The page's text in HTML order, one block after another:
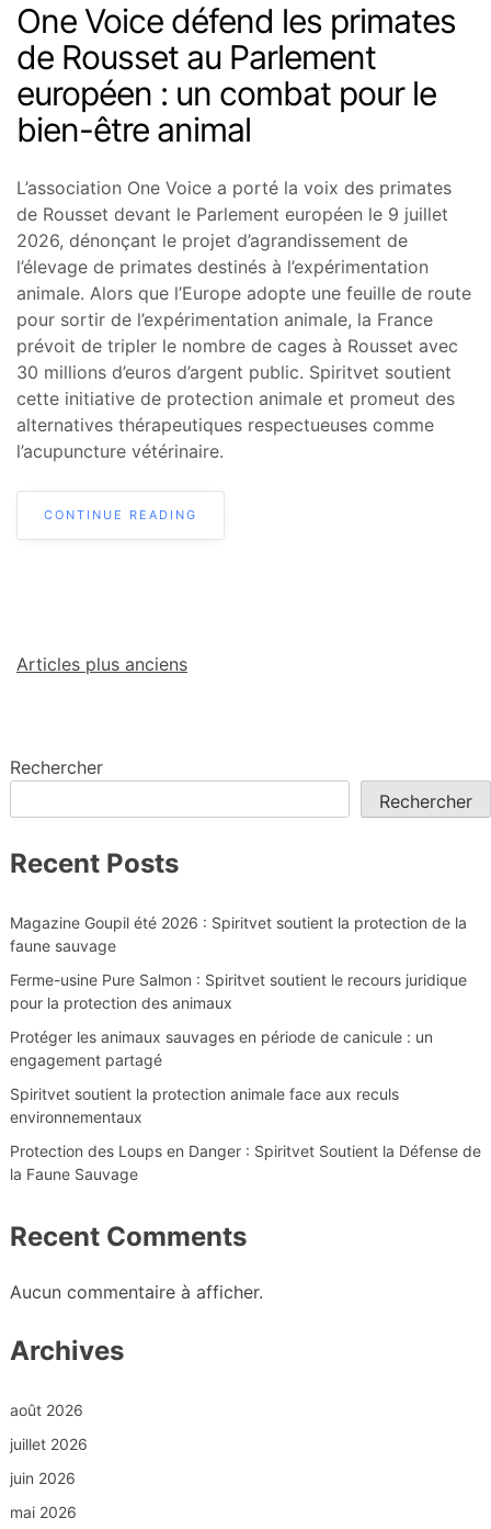
One Voice défend les primates
de Rousset au Parlement
européen : un combat pour le
bien-être animal
L’association One Voice a porté la voix des primates
de Rousset devant le Parlement européen le 9 juillet
2026, dénonçant le projet d’agrandissement de
l’élevage de primates destinés à l’expérimentation
animale. Alors que l’Europe adopte une feuille de route
pour sortir de l’expérimentation animale, la France
prévoit de tripler le nombre de cages à Rousset avec
30 millions d’euros d’argent public. Spiritvet soutient
cette initiative de protection animale et promeut des
alternatives thérapeutiques respectueuses comme
l’acupuncture vétérinaire.
CONTINUE READING
Articles plus anciens
Rechercher
Rechercher
Recent Posts
Magazine Goupil été 2026 : Spiritvet soutient la protection de la
faune sauvage
Ferme-usine Pure Salmon : Spiritvet soutient le recours juridique
pour la protection des animaux
Protéger les animaux sauvages en période de canicule : un
engagement partagé
Spiritvet soutient la protection animale face aux reculs
environnementaux
Protection des Loups en Danger : Spiritvet Soutient la Défense de
la Faune Sauvage
Recent Comments
Aucun commentaire à afficher.
Archives
août 2026
juillet 2026
juin 2026
mai 2026